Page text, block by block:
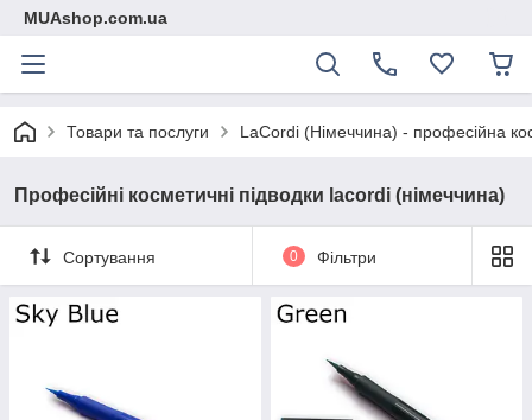
MUAshop.com.ua
Товари та послуги LaСordi (Німеччина) - професійна
Професійні косметичні підводки lacordi (німеччина)
Сортування 0 Фільтри